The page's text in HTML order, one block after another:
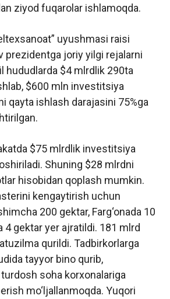
ziyod fuqarolar ishlamoqda.
uyushmasi raisi
prezidentga joriy yilgi rejalarni
hududlarda $4 mlrdlik 290ta
$600 mln investitsiya
qayta ishlash darajasini 75%ga
$75 mlrdlik investitsiya
Shuning $28 mlrdni
hisobidan qoplash mumkin.
kengaytirish uchun
200 gektar, Farg‘onada 10
4 gektar yer ajratildi. 181 mlrd
qurildi. Tadbirkorlarga
tayyor bino qurib,
soha korxonalariga
mo‘ljallanmoqda. Yuqori